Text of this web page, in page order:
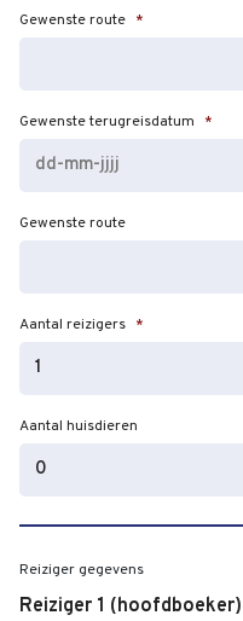
dash
Gewenste route *
Gewenste terugreisdatum *
dash
Gewenste route
Aantal reizigers *
Aantal huisdieren
Reiziger gegevens
Reiziger 1 (hoofdboeker)